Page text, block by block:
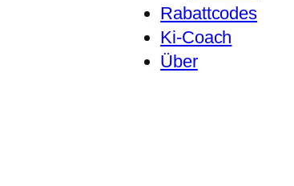
Rabattcodes
Ki-Coach
Über